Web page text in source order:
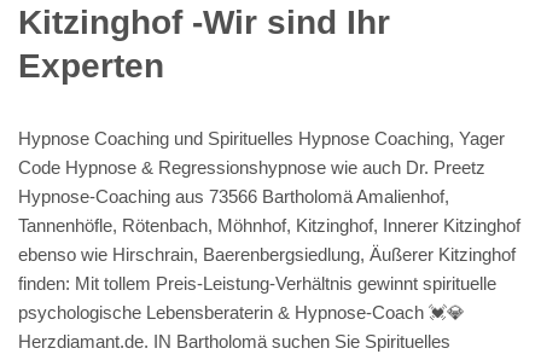
Kitzinghof -Wir sind Ihr
Experten
Hypnose Coaching und Spirituelles Hypnose Coaching, Yager
Code Hypnose & Regressionshypnose wie auch Dr. Preetz
Hypnose-Coaching aus 73566 Bartholomä Amalienhof,
Tannenhöfle, Rötenbach, Möhnhof, Kitzinghof, Innerer Kitzinghof
ebenso wie Hirschrain, Baerenbergsiedlung, Äußerer Kitzinghof
finden: Mit tollem Preis-Leistung-Verhältnis gewinnt spirituelle
psychologische Lebensberaterin & Hypnose-Coach 💓️💎
Herzdiamant.de. IN Bartholomä suchen Sie Spirituelles